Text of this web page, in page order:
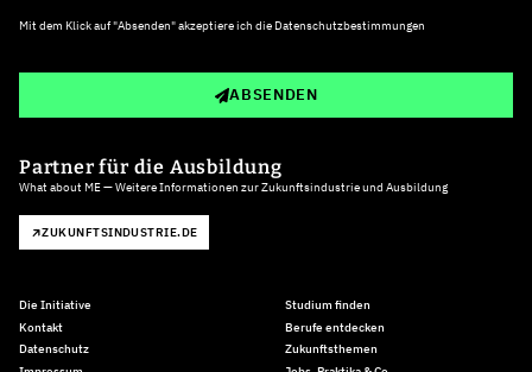
Mit dem Klick auf "Absenden" akzeptiere ich die Datenschutzbestimmungen
ABSENDEN
Partner für die Ausbildung
What about ME — Weitere Informationen zur Zukunftsindustrie und Ausbildung
ZUKUNFTSINDUSTRIE.DE
Die Initiative
Kontakt
Datenschutz
Studium finden
Berufe entdecken
Zukunftsthemen